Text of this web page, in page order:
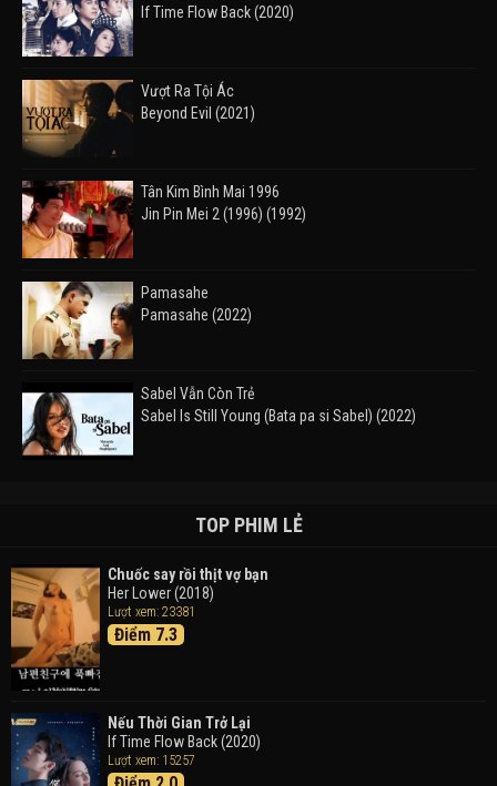
If Time Flow Back (2020)
Vượt Ra Tội Ác
Beyond Evil (2021)
Tân Kim Bình Mai 1996
Jin Pin Mei 2 (1996) (1992)
Pamasahe
Pamasahe (2022)
Sabel Vẫn Còn Trẻ
Sabel Is Still Young (Bata pa si Sabel) (2022)
Takas (2024)
Thám Tử Lừng Danh Conan 26: Tàu Ngầm Sắt Màu
Đen
Detective Conan: Black Iron Submarine (2023)
Trong Tranh
Doraemon the Movie: Nobita's Art World Tales (2025)
TOP PHIM LẺ
Chuốc say rồi thịt vợ bạn
Her Lower (2018)
Lượt xem: 23381
Điểm 7.3
Nếu Thời Gian Trở Lại
If Time Flow Back (2020)
Lượt xem: 15257